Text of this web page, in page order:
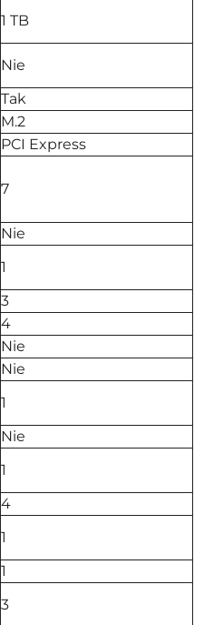
1 TB
Nie
Tak
M.2
PCI Express
7
Nie
1
3
4
Nie
Nie
1
Nie
1
4
1
1
3